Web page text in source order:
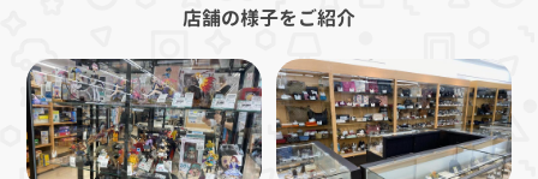
店舗の様子をご紹介